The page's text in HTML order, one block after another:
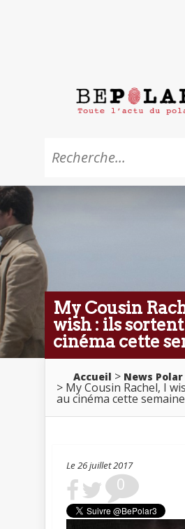
My Cousin
wish : ils
cinéma cette
Accueil > News Polar
> My Cousin Rachel, I
au cinéma cette semaine
Le 26 juillet 2017
0